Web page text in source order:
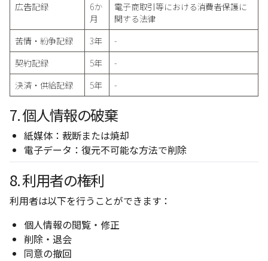
広告記録
6か
月
電子商取引等における消費者保護に
関する法律
苦情・紛争記録
3年
-
契約記録
5年
-
決済・供給記録
5年 -
7. 個人情報の破棄
紙媒体：裁断または焼却
電子データ：復元不可能な方法で削除
8. 利用者の権利
利用者は以下を行うことができます：
個人情報の閲覧・修正
削除・退会
同意の撤回